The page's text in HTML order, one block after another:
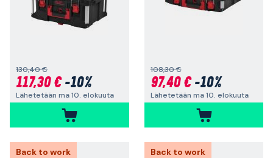
130,40 €
117,30 €-10%
Lähetetään ma 10. elokuuta
108,30 €
97,40 €-10%
Lähetetään ma 10. elokuuta
Back to work
Back to work